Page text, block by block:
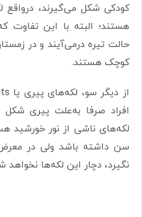
کودکی شکل می‌گیرند، درواقع
هستند؛ البته با این تفاوت
حالت تیره درمی‌آیند و در
کوچک هستند.
از دیگر سو، لکه‌های پیری یا
افراد صرفا به‌علت پیری
سن داشته باشد ولی در معرض
نگیرد، دچار این لکه‌ها نخواهد